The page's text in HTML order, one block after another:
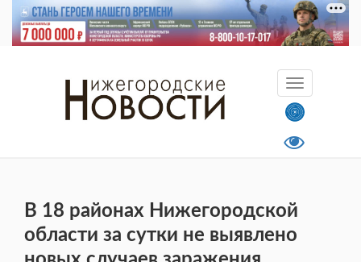
В 18 районах Нижегородской
области за сутки не выявлено